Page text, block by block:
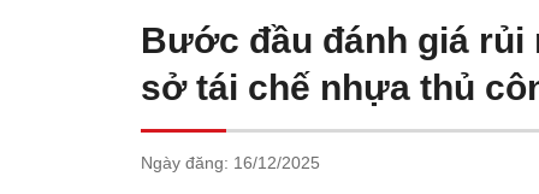
Bước đầu đánh giá rủi
sở tái chế nhựa thủ
Ngày đăng: 16/12/2025